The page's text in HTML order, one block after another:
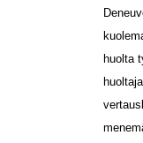
huolta